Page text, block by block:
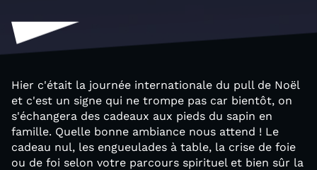
Hier c'était la journée internationale du pull de Noël
et c'est un signe qui ne trompe pas car bientôt, on
s'échangera des cadeaux aux pieds du sapin en
famille. Quelle bonne ambiance nous attend ! Le
cadeau nul, les engueulades à table, la crise de foie
ou de foi selon votre parcours spirituel et bien sûr la